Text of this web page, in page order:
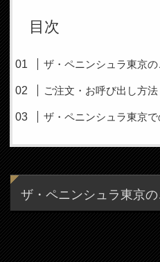
目次
ザ・ペニンシュラ東京の
ご注文・お呼び出し方法
ザ・ペニンシュラ東京で
ザ・ペニンシュラ東京